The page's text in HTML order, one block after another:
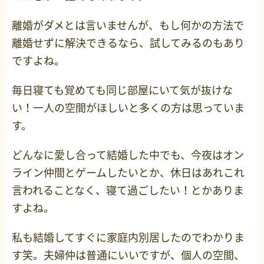
離婚がダメとは言いませんが、もし何かの方法で
離婚せずに解決できるなら、試してみるのもあり
ですよね。
毎日寝ても覚めても同じ部屋にいて気が抜けな
い！一人の空間がほしいと多くの方は思っていま
す。
どんなに愛し合って結婚した中でも、今夜はオン
ライン仲間とゲームしたいとか、休日はあれこれ
言われることなく、寝て過ごしたい！とかありま
すよね。
私も結婚してすぐに家庭内別居したのでわかりま
す笑。夫婦仲は普通にいいですが、個人の空間、